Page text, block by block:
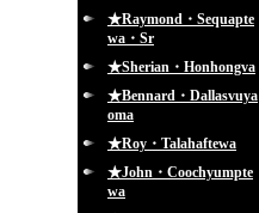
★Raymond・Sequapte
wa・Sr
★Sherian・Honhongva
★Bennard・Dallasvuya
oma
★Roy・Talahaftewa
★John・Coochyumpte
wa